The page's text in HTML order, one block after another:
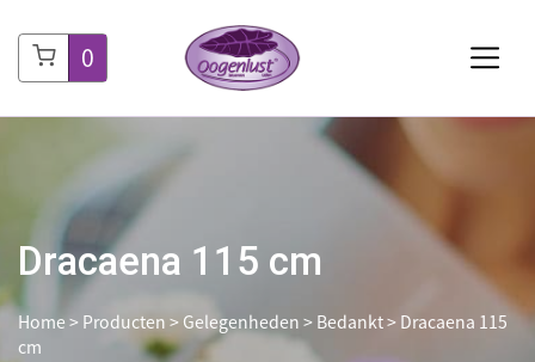
0
Dracaena 115 cm
Home> Producten>Gelegenheden>Bedankt>Dracaena 115
cm